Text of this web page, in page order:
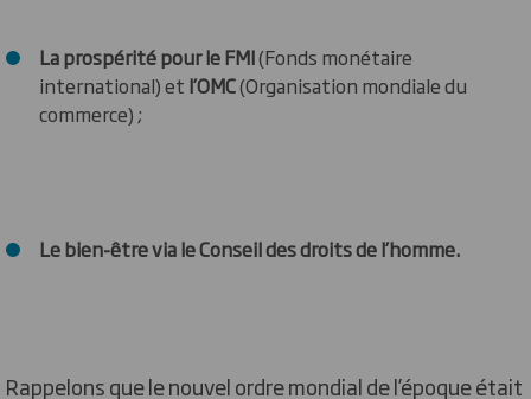
La prospérité pour le FMI(Fonds monétaire
international) et l’OMC(Organisation mondiale du
commerce) ;
Le bien-être via le Conseil des droits de l’homme.
Rappelons que le nouvel ordre mondial de l’époque était